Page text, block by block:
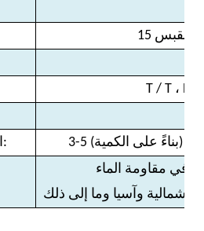
الشحن و التسليم: